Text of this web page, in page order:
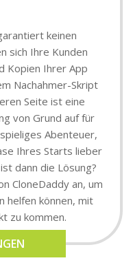
keinen
sich Ihre Kunden
Kopien Ihrer App
Nachahmer-Skript
Seite ist eine
von Grund auf für
Abenteuer,
Ihres Starts lieber
dann die Lösung?
CloneDaddy an, um
helfen können, mit
zu kommen.